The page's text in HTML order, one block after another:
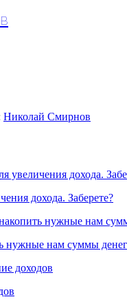
Николай Смирнов
дохода. Заберете?
нужные нам суммы денег